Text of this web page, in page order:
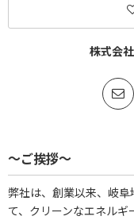
株式会
～ご挨拶～
弊社は、創業以来、岐
て、クリーンなエネル